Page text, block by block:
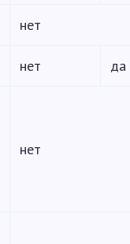
нет
нет да
нет